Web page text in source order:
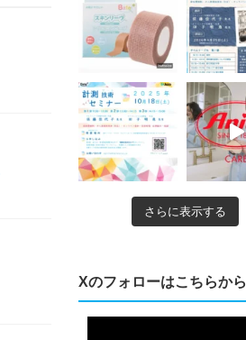
さらに表示する
Xのフォローはこちらから